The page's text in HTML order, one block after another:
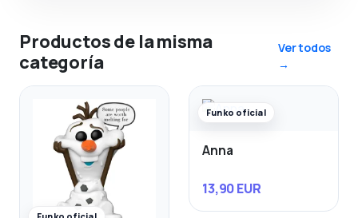
Productos de la misma
categoría
Ver todos
→
Funko oficial
Anna
13,90 EUR